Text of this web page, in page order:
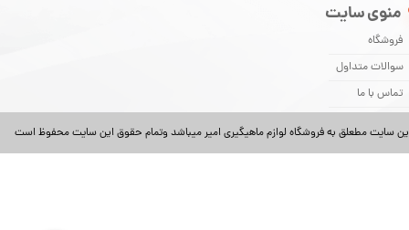
سایت مطعلق به فروشگاه لوازم ماهیگیری امیر میباشد وتمام حقوق این سایت محفوظ است
منوی سایت
فروشگاه
سوالات متداول
تماس با ما